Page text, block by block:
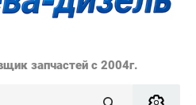
запчастей с 2004г.